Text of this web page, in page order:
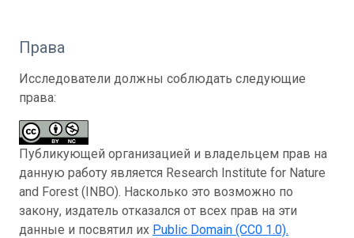
Права
Исследователи должны соблюдать следующие
права:
Публикующей организацией и владельцем прав на
данную работу является Research Institute for Nature
and Forest (INBO). Насколько это возможно по
закону, издатель отказался от всех прав на эти
данные и посвятил их Public Domain (CC0 1.0).